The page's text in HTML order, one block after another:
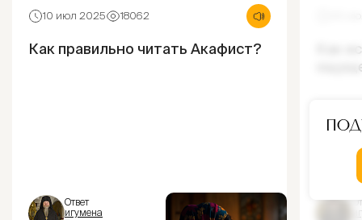
10 июл 2025 18062
Как правильно читать Акафист?
Ответ
игумена
Как